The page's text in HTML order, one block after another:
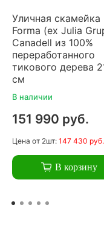
Уличная скамейка
Forma (ex Julia
Canadell из 100%
переработанного
тикового дерева
см
В наличии
151 990 руб.
Цена от 2шт: 147 430 руб.
В корзину